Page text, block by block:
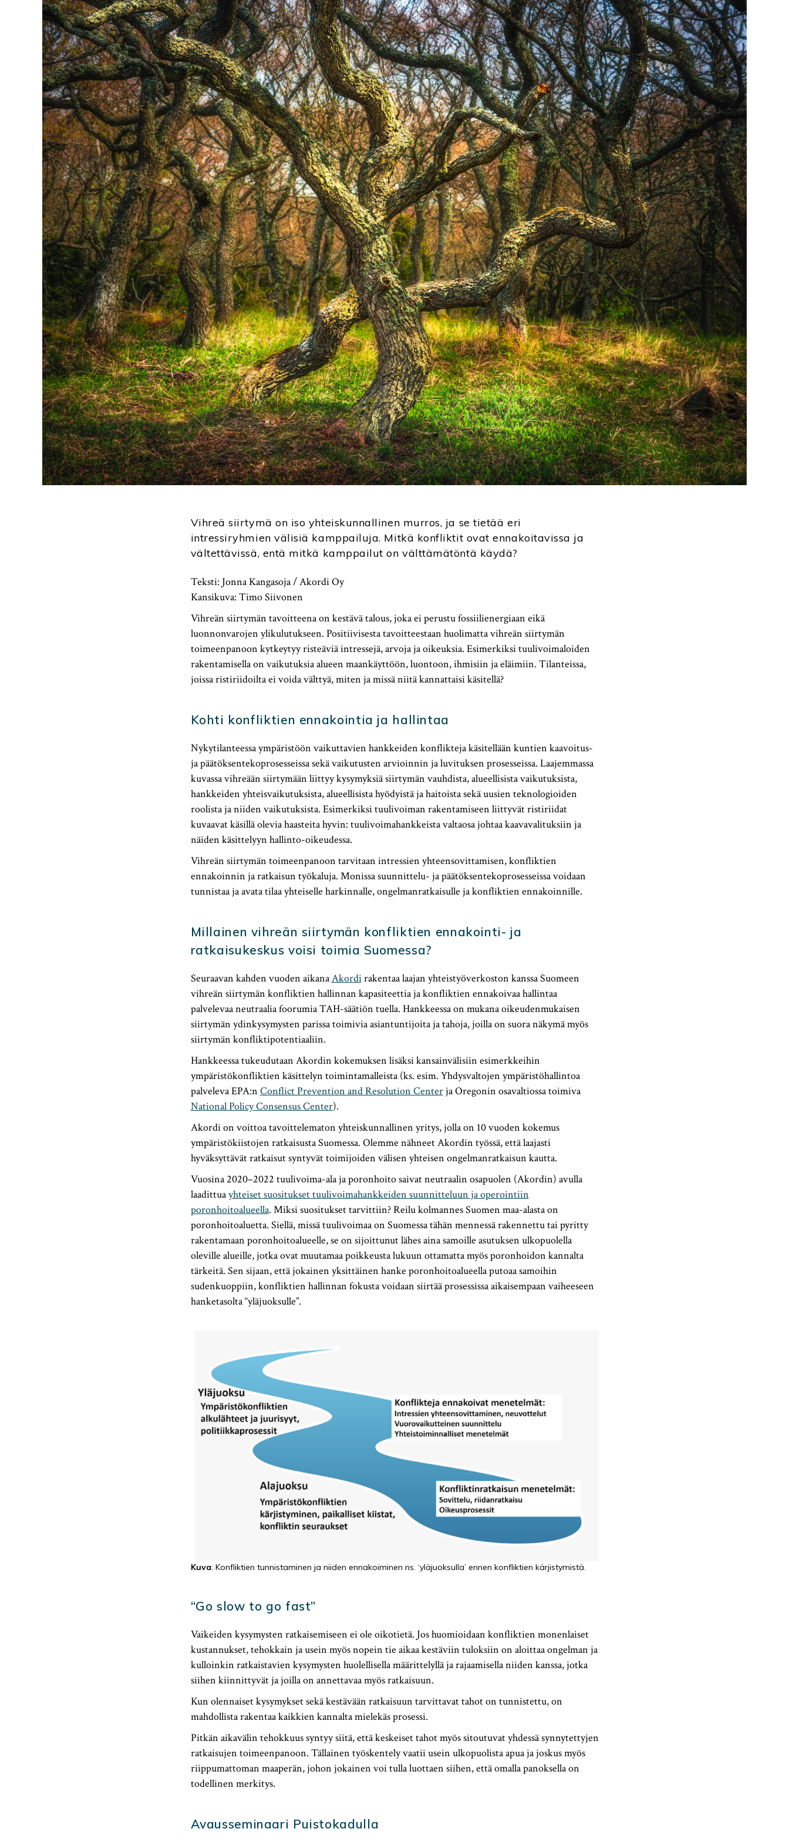
Vihreä siirtymä on iso yhteiskunnallinen murros, ja se tietää eri
intressiryhmien välisiä kamppailuja. Mitkä konfliktit ovat ennakoitavissa ja
vältettävissä, entä mitkä kamppailut on välttämätöntä käydä?
Teksti: Jonna Kangasoja / Akordi Oy
Kansikuva: Timo Siivonen
Vihreän siirtymän tavoitteena on kestävä talous, joka ei perustu fossiilienergiaan eikä
luonnonvarojen ylikulutukseen. Positiivisesta tavoitteestaan huolimatta vihreän siirtymän
toimeenpanoon kytkeytyy risteäviä intressejä, arvoja ja oikeuksia. Esimerkiksi tuulivoimaloiden
rakentamisella on vaikutuksia alueen maankäyttöön, luontoon, ihmisiin ja eläimiin. Tilanteissa,
joissa ristiriidoilta ei voida välttyä, miten ja missä niitä kannattaisi käsitellä?
Kohti konfliktien ennakointia ja hallintaa
Nykytilanteessa ympäristöön vaikuttavien hankkeiden konflikteja käsitellään kuntien kaavoitus-
ja päätöksentekoprosesseissa sekä vaikutusten arvioinnin ja luvituksen prosesseissa. Laajemmassa
kuvassa vihreään siirtymään liittyy kysymyksiä siirtymän vauhdista, alueellisista vaikutuksista,
hankkeiden yhteisvaikutuksista, alueellisista hyödyistä ja haitoista sekä uusien teknologioiden
roolista ja niiden vaikutuksista. Esimerkiksi tuulivoiman rakentamiseen liittyvät ristiriidat
kuvaavat käsillä olevia haasteita hyvin: tuulivoimahankkeista valtaosa johtaa kaavavalituksiin ja
näiden käsittelyyn hallinto-oikeudessa.
Vihreän siirtymän toimeenpanoon tarvitaan intressien yhteensovittamisen, konfliktien
ennakoinnin ja ratkaisun työkaluja. Monissa suunnittelu- ja päätöksentekoprosesseissa voidaan
tunnistaa ja avata tilaa yhteiselle harkinnalle, ongelmanratkaisulle ja konfliktien ennakoinnille.
Millainen vihreän siirtymän konfliktien ennakointi- ja
ratkaisukeskus voisi toimia Suomessa?
Seuraavan kahden vuoden aikanaAkordirakentaa laajan yhteistyöverkoston kanssa Suomeen
vihreän siirtymän konfliktien hallinnan kapasiteettia ja konfliktien ennakoivaa hallintaa
palvelevaa neutraalia foorumia TAH-säätiön tuella. Hankkeessa on mukana oikeudenmukaisen
siirtymän ydinkysymysten parissa toimivia asiantuntijoita ja tahoja, joilla on suora näkymä myös
siirtymän konfliktipotentiaaliin.
Hankkeessa tukeudutaan Akordin kokemuksen lisäksi kansainvälisiin esimerkkeihin
ympäristökonfliktien käsittelyn toimintamalleista (ks. esim. Yhdysvaltojen ympäristöhallintoa
palveleva EPA:n Conflict Prevention and Resolution Centerja Oregonin osavaltiossa toimiva
National Policy Consensus Center).
Akordi on voittoa tavoittelematon yhteiskunnallinen yritys, jolla on 10 vuoden kokemus
ympäristökiistojen ratkaisusta Suomessa. Olemme nähneet Akordin työssä, että laajasti
hyväksyttävät ratkaisut syntyvät toimijoiden välisen yhteisen ongelmanratkaisun kautta.
Vuosina 2020–2022 tuulivoima-ala ja poronhoito saivat neutraalin osapuolen (Akordin) avulla
laadittuayhteiset suositukset tuulivoimahankkeiden suunnitteluun ja operointiin
poronhoitoalueella. Miksi suositukset tarvittiin? Reilu kolmannes Suomen maa-alasta on
poronhoitoaluetta. Siellä, missä tuulivoimaa on Suomessa tähän mennessä rakennettu tai pyritty
rakentamaan poronhoitoalueelle, se on sijoittunut lähes aina samoille asutuksen ulkopuolella
oleville alueille, jotka ovat muutamaa poikkeusta lukuun ottamatta myös poronhoidon kannalta
tärkeitä. Sen sijaan, että jokainen yksittäinen hanke poronhoitoalueella putoaa samoihin
sudenkuoppiin, konfliktien hallinnan fokusta voidaan siirtää prosessissa aikaisempaan vaiheeseen
hanketasolta “yläjuoksulle”.
Kuva: Konfliktien tunnistaminen ja niiden ennakoiminen ns. ‘yläjuoksulla’ ennen konfliktien kärjistymistä.
“Go slow to go fast”
Vaikeiden kysymysten ratkaisemiseen ei ole oikotietä. Jos huomioidaan konfliktien monenlaiset
kustannukset, tehokkain ja usein myös nopein tie aikaa kestäviin tuloksiin on aloittaa ongelman ja
kulloinkin ratkaistavien kysymysten huolellisella määrittelyllä ja rajaamisella niiden kanssa, jotka
siihen kiinnittyvät ja joilla on annettavaa myös ratkaisuun.
Kun olennaiset kysymykset sekä kestävään ratkaisuun tarvittavat tahot on tunnistettu, on
mahdollista rakentaa kaikkien kannalta mielekäs prosessi.
Pitkän aikavälin tehokkuus syntyy siitä, että keskeiset tahot myös sitoutuvat yhdessä synnytettyjen
ratkaisujen toimeenpanoon. Tällainen työskentely vaatii usein ulkopuolista apua ja joskus myös
riippumattoman maaperän, johon jokainen voi tulla luottaen siihen, että omalla panoksella on
todellinen merkitys.
Avausseminaari Puistokadulla